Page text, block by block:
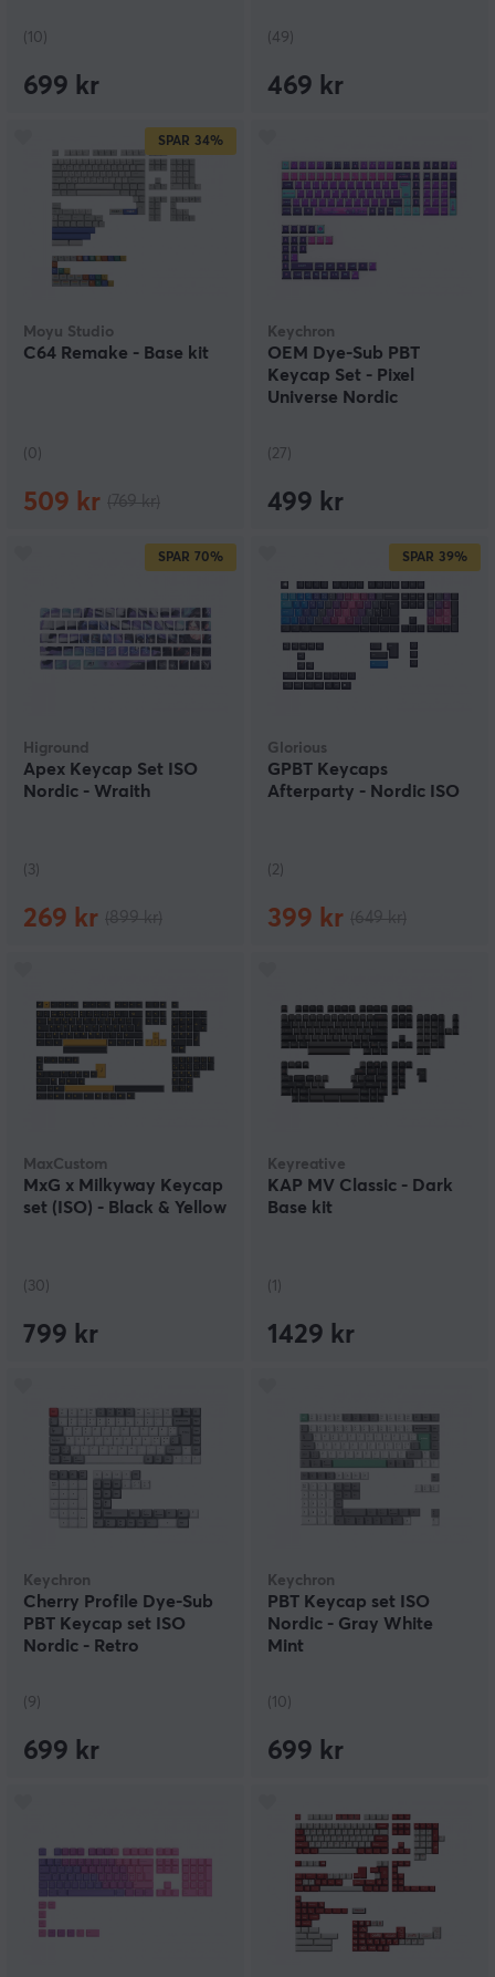
(10)
699 kr
(49)
469 kr
SPAR 34%
Moyu Studio
C64 Remake - Base kit
(0)
509 kr
Keychron
OEM Dye-Sub PBT
Keycap Set - Pixel
Universe Nordic
(27)
499 kr
SPAR 70%
Higround
Apex Keycap Set ISO
Nordic - Wraith
(3)
269 kr
SPAR 39%
Glorious
GPBT Keycaps
Afterparty - Nordic ISO
(2)
399 kr
MaxCustom
MxG x Milkyway Keycap
set (ISO) - Black & Yellow
(30)
799 kr
Keyreative
KAP MV Classic - Dark
Base kit
(1)
1429 kr
Keychron
Cherry Profile Dye-Sub
PBT Keycap set ISO
Nordic - Retro
(9)
699 kr
Keychron
PBT Keycap set ISO
Nordic - Gray White
Mint
(10)
699 kr